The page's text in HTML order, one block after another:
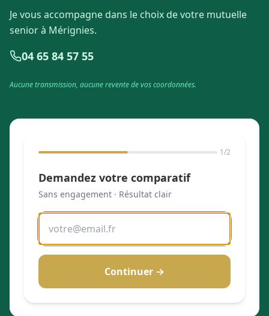
Je vous accompagne dans le choix de votre mutuelle
senior à Mérignies.
04 65 84 57 55
Aucune transmission, aucune revente de vos coordonnées.
1/2
Demandez votre comparatif
Sans engagement · Résultat clair
Continuer →